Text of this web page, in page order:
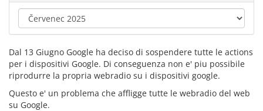
Dal 13 Giugno Google ha deciso di sospendere tutte le actions
per i dispositivi Google. Di conseguenza non e' piu possibile
riprodurre la propria webradio su i dispositivi google.
Questo e' un problema che affligge tutte le webradio del web
su Google.